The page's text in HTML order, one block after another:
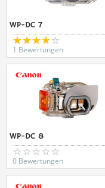
WP-DC 7
1 Bewertungen
WP-DC 8
0 Bewertungen